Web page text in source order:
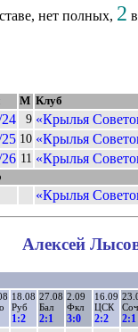
нет полных, 2
М Клуб
9 «Крылья
10 «Крылья
11 «Крылья
«Крылья
Алексей
18.08
Руб
1:2
27.08
Бал
2:1
2.09
Фкл
3:0
16.09
ЦСК
2:2
Соч
2:1